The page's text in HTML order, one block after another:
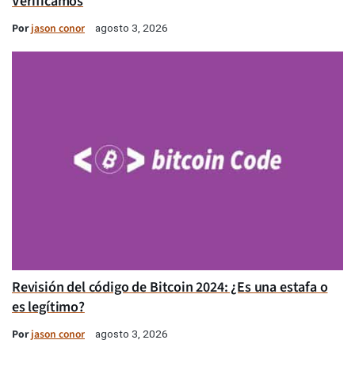
Porjason conor agosto 3, 2026
Revisión del código de Bitcoin 2024: ¿Es una estafa o
es legítimo?
Porjason conor agosto 3, 2026